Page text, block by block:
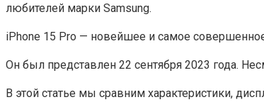
любителей марки Samsung.
iPhone 15 Pro — новейшее и самое
Он был представлен 22 сентября 2023 года.
В этой статье мы сравним характеристики,